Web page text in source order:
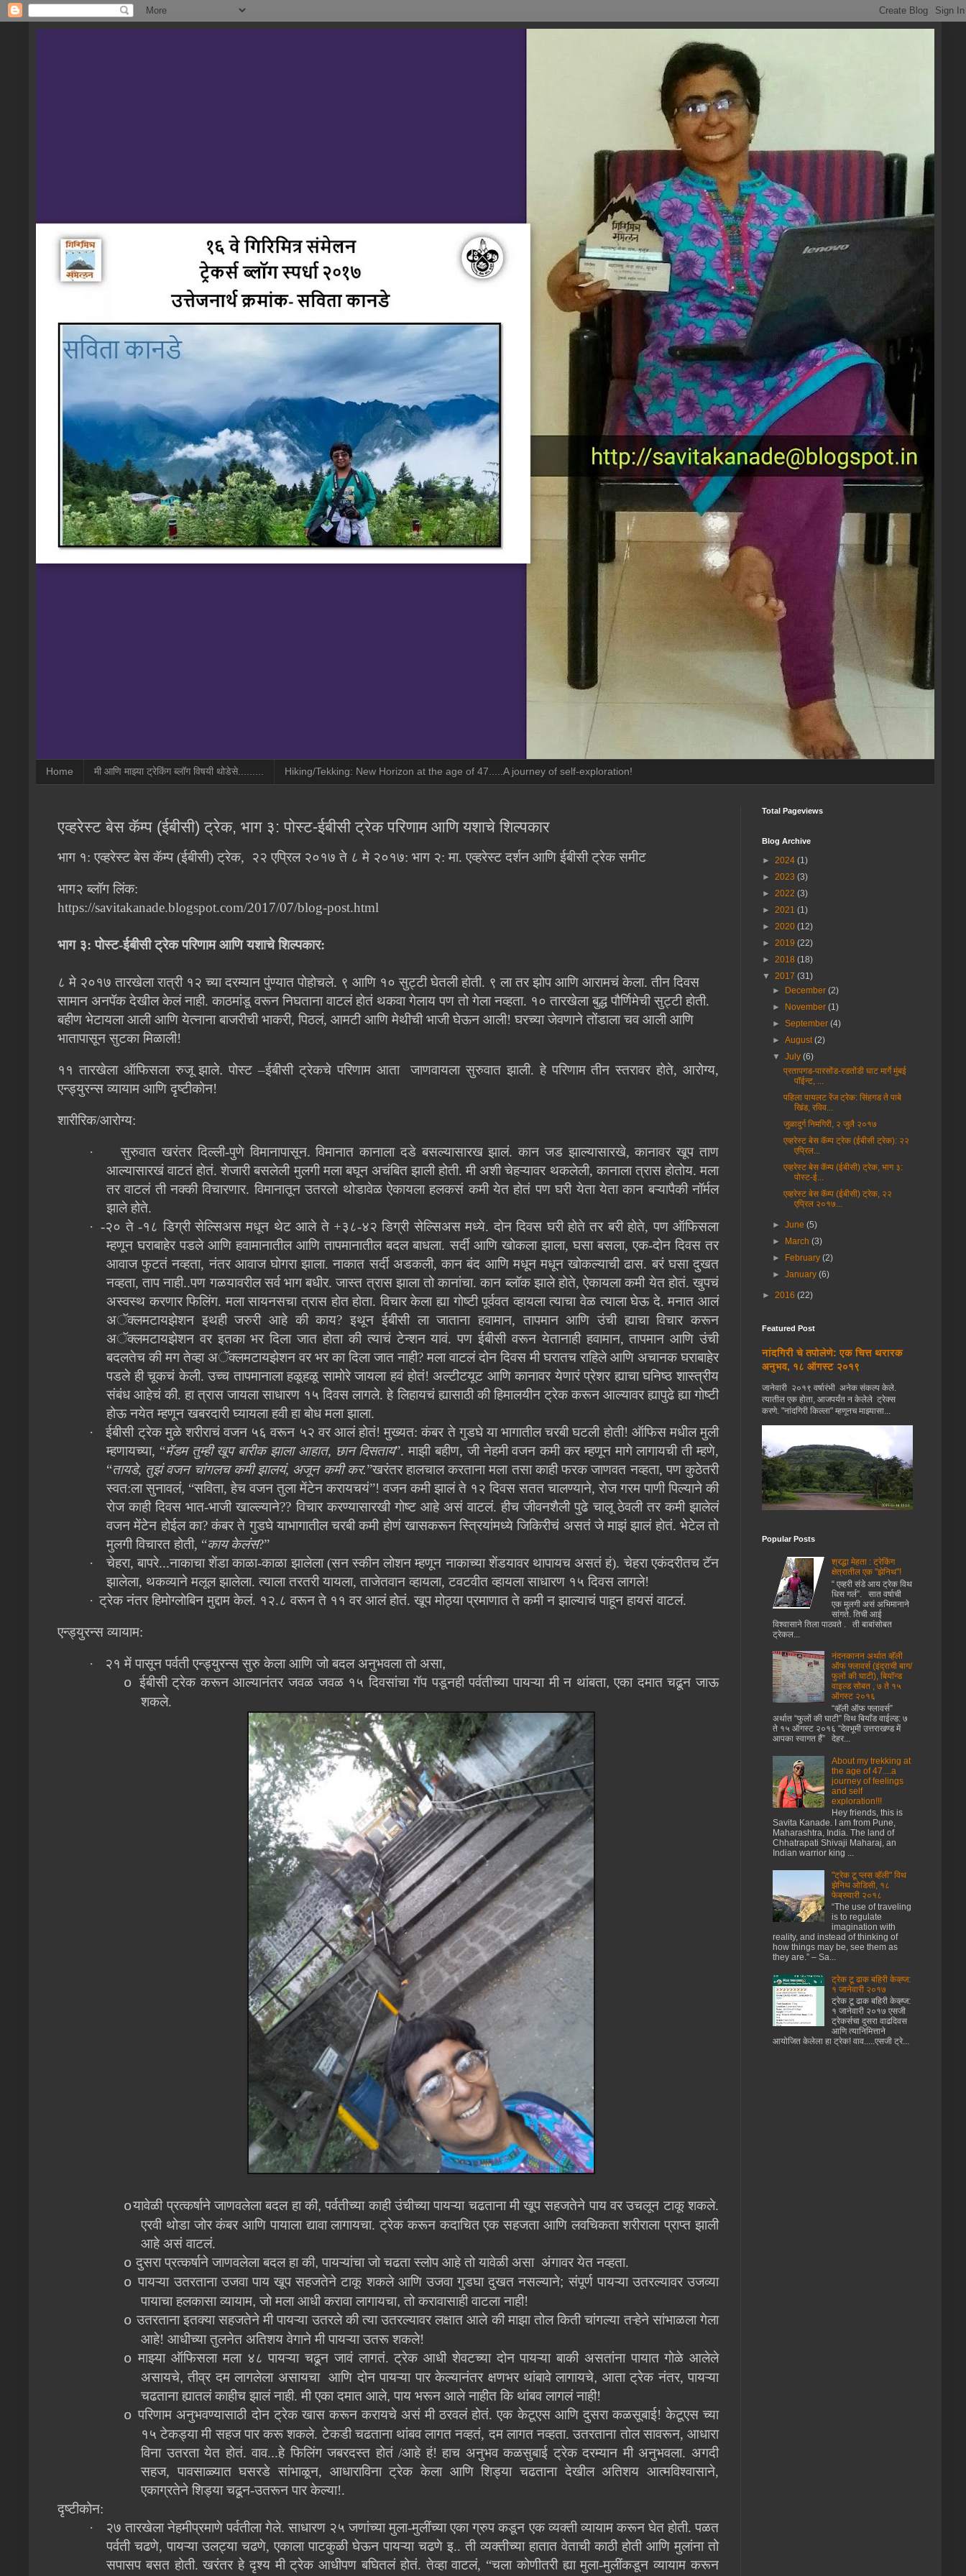
Home मी आणि माझ्या ट्रेकिंग ब्लॉग विषयी थोडेसे......... Hiking/Tekking: New Horizon at the age of 47.....A journey of self-exploration!
एव्हरेस्ट बेस कॅम्प (ईबीसी) ट्रेक, भाग ३: पोस्ट-ईबीसी ट्रेक परिणाम आणि यशाचे शिल्पकार
भाग १: एव्हरेस्ट बेस कॅम्प (ईबीसी) ट्रेक, २२ एप्रिल २०१७ ते ८ मे २०१७: भाग २: मा. एव्हरेस्ट दर्शन आणि ईबीसी ट्रेक समीट
भाग२ ब्लॉग लिंक:
https://savitakanade.blogspot.com/2017/07/blog-post.html
भाग ३: पोस्ट-ईबीसी ट्रेक परिणाम आणि यशाचे शिल्पकार:
८ मे २०१७ तारखेला रात्री १२ च्या दरम्यान पुंण्यात पोहोचले. ९ आणि १० सुट्टी घेतली होती. ९ ला तर झोप आणि आरामचं केला. तीन दिवस
सामान अनपॅक देखील केलं नाही. काठमांडू वरून निघताना वाटलं होतं थकवा गेलाय पण तो गेला नव्हता. १० तारखेला बुद्ध पौर्णिमेची सुट्टी होती.
बहीण भेटायला आली आणि येत्नाना बाजरीची भाकरी, पिठलं, आमटी आणि मेथीची भाजी घेऊन आली! घरच्या जेवणाने तोंडाला चव आली आणि
भातापासून सुटका मिळाली!
११ तारखेला ऑफिसला रुजू झाले.पोस्ट –ईबीसी ट्रेकचे परिणाम आता जाणवायला सुरुवात झाली. हे परिणाम तीन स्तरावर होते, आरोग्य,
एन्ड्युरन्स व्यायाम आणि दृष्टीकोन!
शारीरिक/आरोग्य:
·
सुरुवात खरंतर दिल्ली-पुणे विमानापासून. विमानात कानाला दडे बसल्यासारख झालं. कान जड झाल्यासारखे, कानावर खूप ताण
आल्यासारखं वाटतं होतं. शेजारी बसलेली मुलगी मला बघून अचंबित झाली होती. मी अशी चेहऱ्यावर थकलेली, कानाला त्रास होतोय. मला
तर वाटलं ती नक्की विचारणार. विमानातून उतरलो थोडावेळ ऐकायला हलकसं कमी येत होतं पण घरी येता येता कान बऱ्यापैकी नॉर्मल
झाले होते.
· -२० ते -१८ डिग्री सेल्सिअस मधून थेट आले ते +३८-४२ डिग्री सेल्सिअस मध्ये. दोन दिवस घरी होते तर बरी होते, पण ऑफिसला
म्हणून घराबाहेर पडले आणि हवामानातील आणि तापमानातील बदल बाधला. सर्दी आणि खोकला झाला, घसा बसला, एक-दोन दिवस तर
आवाज फुटतं नव्हता, नंतर आवाज घोगरा झाला. नाकात सर्दी अडकली, कान बंद आणि मधून मधून खोकल्याची ढास. बरं घसा दुखत
नव्हता, ताप नाही..पण गळयावरील सर्व भाग बधीर. जास्त त्रास झाला तो कानांचा. कान ब्लॉक झाले होते, ऐकायला कमी येत होतं. खुपचं
अस्वस्थ करणार फिलिंग. मला सायनसचा त्रास होत होता. विचार केला ह्या गोष्टी पूर्ववत व्हायला त्याचा वेळ त्याला घेऊ दे. मनात आलं
अॅक्लमटायझेशन इथही जरुरी आहे की काय? इथून ईबीसी ला जाताना हवामान, तापमान आणि उंची ह्याचा विचार करून
अॅक्लमटायझेशन वर इतका भर दिला जात होता की त्याचं टेन्शन यावं. पण ईबीसी वरून येतानाही हवामान, तापमान आणि उंची
बदलतेच की मग तेव्हा अॅक्लमटायझेशन वर भर का दिला जात नाही? मला वाटलं दोन दिवस मी घरातच राहिले आणि अचानक घराबाहेर
पडले ही चूकचं केली. उच्च तापमानाला हळूहळू सामोरे जायला हवं होतं! अल्टीटयूट आणि कानावर येणारं प्रेशर ह्याचा घनिष्ठ शास्त्रीय
संबंध आहेचं की. हा त्रास जायला साधारण १५ दिवस लागले. हे लिहायचं ह्यासाठी की हिमालयीन ट्रेक करून आल्यावर ह्यापुढे ह्या गोष्टी
होऊ नयेत म्हणून खबरदारी घ्यायला हवी हा बोध मला झाला.
·
ईबीसी ट्रेक मुळे शरीराचं वजन ५६ वरून ५२ वर आलं होतं! मुख्यत: कंबर ते गुडघे या भागातील चरबी घटली होती! ऑफिस मधील मुली
म्हणायच्या, “मॅडम तुम्ही खूप बारीक झाला आहात, छान दिसताय”. माझी बहीण, जी नेहमी वजन कमी कर म्हणून मागे लागायची ती म्हणे,
“तायडे, तुझं वजन चांगलच कमी झालयं, अजून कमी कर.”खरंतर हालचाल करताना मला तसा काही फरक जाणवत नव्हता, पण कुठेतरी
स्वत:ला सुनावलं, “सविता, हेच वजन तुला मेंटेन करायचयं”! वजन कमी झालं ते १२ दिवस सतत चालण्याने, रोज गरम पाणी पिल्याने की
रोज काही दिवस भात-भाजी खाल्ल्याने?? विचार करण्यासारखी गोष्ट आहे असं वाटलं. हीच जीवनशैली पुढे चालू ठेवली तर कमी झालेलं
वजन मेंटेन होईल का? कंबर ते गुडघे याभागातील चरबी कमी होणं खासकरून स्त्रियांमध्ये जिकिरीचं असतं जे माझं झालं होतं. भेटेल तो
मुलगी विचारत होती, “काय केलंस?”
·
चेहरा, बापरे...नाकाचा शेंडा काळा-काळा झालेला (सन स्कीन लोशन म्हणून नाकाच्या शेंडयावर थापायच असतं हं). चेहरा एकंदरीतच टॅन
झालेला, थकव्याने मलूल झालेला. त्याला तरतरी यायला, ताजेतवान व्हायला, टवटवीत व्हायला साधारण १५ दिवस लागले!
· ट्रेक नंतर हिमोग्लोबिन मुद्दाम केलं. १२.८ वरून ते ११ वर आलं होतं. खूप मोठ्या प्रमाणात ते कमी न झाल्याचं पाहून हायसं वाटलं.
एन्ड्युरन्स व्यायाम:
· २१ में पासून पर्वती एन्ड्युरन्स सुरु केला आणि जो बदल अनुभवला तो असा,
o ईबीसी ट्रेक करून आल्यानंतर जवळ जवळ १५ दिवसांचा गॅप पडूनही पर्वतीच्या पायऱ्या मी न थांबता,एका दमात चढून जाऊ
शकले.
oयावेळी प्रत्कर्षाने जाणवलेला बदल हा की,पर्वतीच्या काही उंचीच्या पायऱ्या चढताना मी खूप सहजतेने पाय वर उचलून टाकू शकले.
एरवी थोडा जोर कंबर आणि पायाला द्यावा लागायचा. ट्रेक करून कदाचित एक सहजता आणि लवचिकता शरीराला प्राप्त झाली
आहे असं वाटलं.
o दुसरा प्रत्कर्षाने जाणवलेला बदल हा की, पायऱ्यांचा जो चढता स्लोप आहे तो यावेळी असा अंगावर येत नव्हता.
o पायऱ्या उतरताना उजवा पाय खूप सहजतेने टाकू शकले आणि उजवा गुडघा दुखत नसल्याने; संपूर्ण पायऱ्या उतरल्यावर उजव्या
पायाचा हलकासा व्यायाम, जो मला आधी करावा लागायचा, तो करावासाही वाटला नाही!
o उतरताना इतक्या सहजतेने मी पायऱ्या उतरले की त्या उतरल्यावर लक्षात आले की माझा तोल किती चांगल्या तऱ्हेने सांभाळला गेला
आहे! आधीच्या तुलनेत अतिशय वेगाने मी पायऱ्या उतरू शकले!
o माझ्या ऑफिसला मला ४८ पायऱ्या चढून जावं लागतं. ट्रेक आधी शेवटच्या दोन पायऱ्या बाकी असतांना पायात गोळे आलेले
असायचे,तीव्र दम लागलेला असायचा आणि दोन पायऱ्या पार केल्यानंतर क्षणभर थांबावे लागायचे, आता ट्रेक नंतर, पायऱ्या
चढताना ह्यातलं काहीच झालं नाही. मी एका दमात आले, पाय भरून आले नाहीत कि थांबव लागलं नाही!
o परिणाम अनुभवण्यासाठी दोन ट्रेक खास करून करायचे असं मी ठरवलं होतं. एक केटूएस आणि दुसरा कळसूबाई! केटूएस च्या
१५ टेकड्या मी सहज पार करू शकले. टेकडी चढताना थांबव लागत नव्हतं, दम लागत नव्हता. उतरताना तोल सावरून, आधारा
विना उतरता येत होतं. वाव...हे फिलिंग जबरदस्त होतं /आहे हं! हाच अनुभव कळसुबाई ट्रेक दरम्यान मी अनुभवला. अगदी
सहज, पावसाळ्यात घसरडे सांभाळून, आधाराविना ट्रेक केला आणि शिड्या चढताना देखील अतिशय आत्मविश्वासाने,
एकाग्रतेने शिड्या चढून-उतरून पार केल्या!.
दृष्टीकोन:
·
२७ तारखेला नेहमीप्रमाणे पर्वतीला गेले. साधारण २५ जणांच्या मुला-मुलींच्या एका ग्रुप कडून एक व्यक्ती व्यायाम करून घेत होती. पळत
पर्वती चढणे, पायऱ्या उलट्या चढणे, एकाला पाटकुळी घेऊन पायऱ्या चढणे इ.. ती व्यक्तीच्या हातात वेताची काठी होती आणि मुलांना तो
सपासप बसत होती. खरंतर हे दृश्य मी ट्रेक आधीपण बघितलं होतं. तेव्हा वाटलं, “चला कोणीतरी ह्या मुला-मुलींकडून व्यायाम करून
Total Pageviews
Blog Archive
► 2024 (1)
► 2023 (3)
► 2022 (3)
► 2021 (1)
► 2020 (12)
► 2019 (22)
► 2018 (18)
▼ 2017 (31)
► December(2)
► November(1)
►September(4)
►August(2)
▼July(6)
प्रतापगड-पारसोंड-रडतोंडी घाट मार्गे मुंबई
पॉईन्ट, ...
पहिला पायलट रेंज ट्रेक: सिंहगड ते पाबे
खिंड, रविव...
जुळादुर्ग निमगिरी, २ जुलै २०१७
एव्हरेस्ट बेस कॅम्प ट्रेक (ईबीसी ट्रेक): २२
एप्रिल...
एव्हरेस्ट बेस कॅम्प (ईबीसी) ट्रेक, भाग ३:
पोस्ट-ई...
एव्हरेस्ट बेस कॅम्प (ईबीसी) ट्रेक, २२
एप्रिल २०१७...
►June(5)
► March(3)
► February(2)
►January(6)
► 2016 (22)
Featured Post
नांदगिरी चे तपोलेणे: एक चित्त थरारक
अनुभव, १८ ऑगस्ट २०१९
जानेवारी २०१९ वर्षारंभी अनेक संकल्प केले.
त्यातील एक होता, आजपर्यंत न केलेले ट्रेक्स
करणे. "नांदगिरी किल्ला" म्हणूनच माझ्यासा...
Popular Posts
श्रद्धा मेहता : ट्रेकिंग
क्षेत्रातील एक "झेनिथ"!
“ एव्हरी संडे आय ट्रेक विथ
धिस गर्ल”. सात वर्षाची
एक मुलगी असं अभिमानाने
सांगते. तिची आई
विश्वासाने तिला पाठवते . ती बाबांसोबत
ट्रेकल...
नंदनकानन अर्थात व्हॅली
ऑफ फ्लावर्स (इंद्राची बाग/
फुलों की घाटी), बियॉन्ड
वाइल्ड सोबत , ७ ते १५
ऑगस्ट २०१६
“व्हॅली ऑफ फ्लावर्स”
अर्थात “फुलों की घाटी” विथ बियाँड वाईल्ड: ७
ते १५ ऑगस्ट २०१६ “देवभूमी उत्तराखण्ड में
आपका स्वागत हैं” देहर...
About my trekking at
the age of 47....a
journey of feelings
and self
exploration!!!
Hey friends, this is
Savita Kanade. I am from Pune,
Maharashtra, India. The land of
Chhatrapati Shivaji Maharaj, an
Indian warrior king ...
"ट्रेक टू प्लस व्हॅली" विथ
झेनिथ ओडिसी, १८
फेब्रुवारी २०१८
“The use of traveling
is to regulate
imagination with
reality, and instead of thinking of
how things may be, see them as
they are.” – Sa...
ट्रेक टू ढाक बहिरी केव्ह्ज:
१ जानेवारी २०१७
ट्रेक टू ढाक बहिरी केव्ह्ज:
१ जानेवारी २०१७ एसजी
ट्रेकर्सचा दुसरा वाढदिवस
आणि त्यानिमित्ताने
आयोजित केलेला हा ट्रेक! वाव.....एसजी ट्रे...